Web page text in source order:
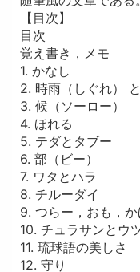
【目次】
目次
覚え書き，メモ
1. かなし
2. 時雨（しぐれ）
3. 候（ソーロー）
4. ほれる
5. テダとタブー
6. 部（ビー）
7. ワタとハラ
8. チルーダイ
9. つらー，おも，か
10. チュラサンとウ
11. 琉球語の美しさ
12. 守り